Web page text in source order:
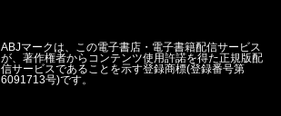
ABJマークは、この電子書店・電子書籍配信サービス
が、著作権者からコンテンツ使用許諾を得た正規版配
信サービスであることを示す登録商標(登録番号第
6091713号)です。